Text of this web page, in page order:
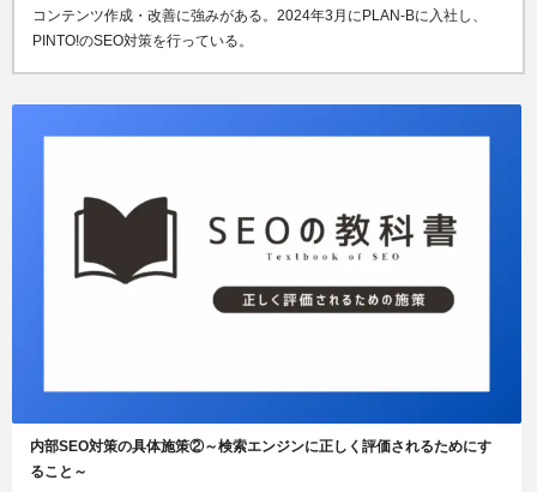
コンテンツ作成・改善に強みがある。 2024年3月にPLAN-Bに入社し、
PINTO!のSEO対策を行っている。
内部SEO対策の具体施策②～検索エンジンに正しく評価されるためにす
ること～